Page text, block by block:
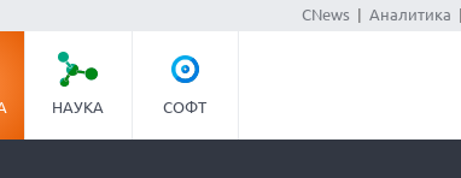
CNews| Аналитика
НАУКА СОФТ